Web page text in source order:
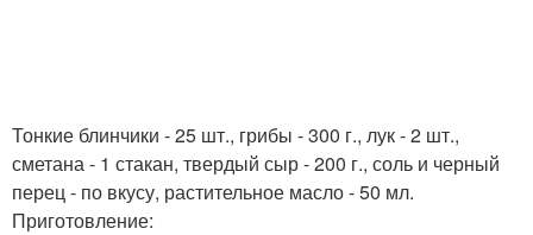
Тонкие блинчики - 25 шт., грибы - 300 г., лук - 2 шт.,
сметана - 1 стакан, твердый сыр - 200 г., соль и черный
перец - по вкусу, растительное масло - 50 мл.
Приготовление: